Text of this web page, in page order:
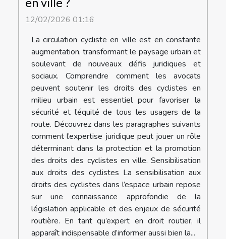
12/02/2026 01:16
La circulation cycliste en ville est en constante
augmentation, transformant le paysage urbain et
soulevant de nouveaux défis juridiques et
sociaux. Comprendre comment les avocats
peuvent soutenir les droits des cyclistes en
milieu urbain est essentiel pour favoriser la
sécurité et l’équité de tous les usagers de la
route. Découvrez dans les paragraphes suivants
comment l’expertise juridique peut jouer un rôle
déterminant dans la protection et la promotion
des droits des cyclistes en ville. Sensibilisation
aux droits des cyclistes La sensibilisation aux
droits des cyclistes dans l’espace urbain repose
sur une connaissance approfondie de la
législation applicable et des enjeux de sécurité
routière. En tant qu’expert en droit routier, il
apparaît indispensable d’informer aussi bien la...